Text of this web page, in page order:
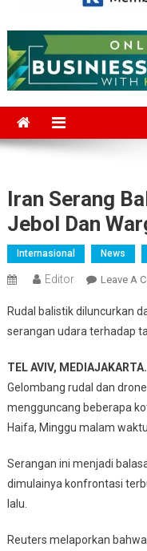
Iran Serang
Jebol Dan
Internasional News
Editor Leave A
Rudal balistik diluncurkan
serangan udara terhadap
TEL AVIV,
Gelombang rudal dan
mengguncang beberapa
Haifa, Minggu malam
Serangan ini menjadi
dimulainya konfrontasi
lalu.
Reuters melaporkan